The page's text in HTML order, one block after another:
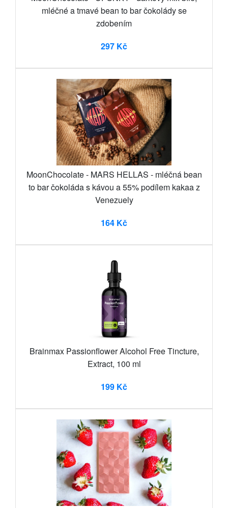
mléčné a tmavé bean to bar čokolády se
zdobením
297 Kč
MoonChocolate - MARS HELLAS - mléčná bean
to bar čokoláda s kávou a 55% podílem kakaa z
Venezuely
164 Kč
Brainmax Passionflower Alcohol Free Tincture,
Extract, 100 ml
199 Kč